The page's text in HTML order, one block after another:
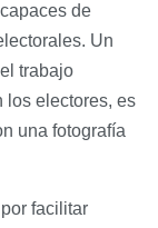
de
Un
trabajo
los electores, es
una fotografía
facilitar